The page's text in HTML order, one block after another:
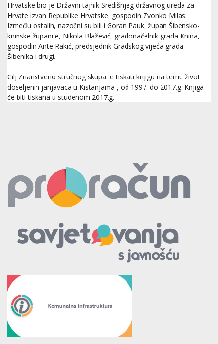
Hrvatske bio je Državni tajnik Središnjeg državnog ureda za
Hrvate izvan Republike Hrvatske, gospodin Zvonko Milas.
Između ostalih, nazočni su bili i Goran Pauk, župan Šibensko-
kninske županije, Nikola Blažević, gradonačelnik grada Knina,
gospodin Ante Rakić, predsjednik Gradskog vijeća grada
Šibenika i drugi.
Cilj Znanstveno stručnog skupa je tiskati knjigu na temu život
doseljenih janjavaca u Kistanjama , od 1997. do 2017.g. Knjiga
će biti tiskana u studenom 2017.g.